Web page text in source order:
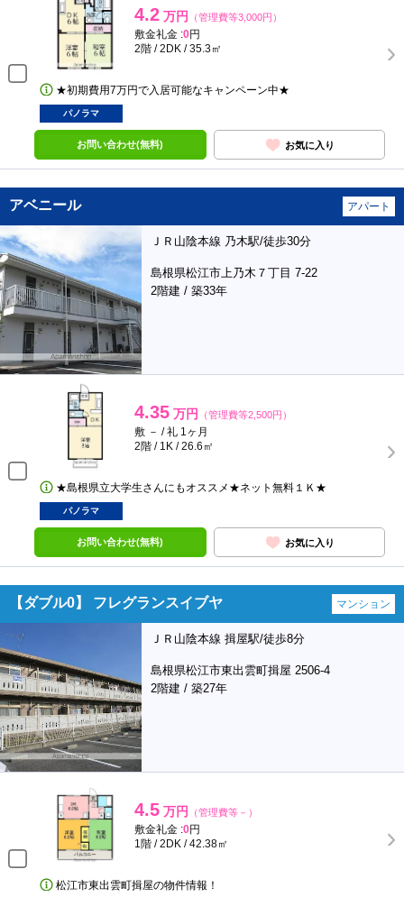
4.2 万円 （管理費等3,000円）
敷金礼金 :0円
2階 / 2DK / 35.3㎡
★初期費用7万円で入居可能なキャンペーン中★
パノラマ
お問い合わせ(無料) お気に入り
アベニール アパート
ＪＲ山陰本線 乃木駅/徒歩30分
島根県松江市上乃木７丁目 7-22
2階建 / 築33年
4.35 万円 （管理費等2,500円）
敷 － / 礼 1ヶ月
2階 / 1K / 26.6㎡
★島根県立大学生さんにもオススメ★ネット無料１Ｋ★
パノラマ
お問い合わせ(無料) お気に入り
【ダブル0】 フレグランスイブヤ マンション
ＪＲ山陰本線 揖屋駅/徒歩8分
島根県松江市東出雲町揖屋 2506-4
2階建 / 築27年
4.5 万円 （管理費等－）
敷金礼金 :0円
1階 / 2DK / 42.38㎡
松江市東出雲町揖屋の物件情報！